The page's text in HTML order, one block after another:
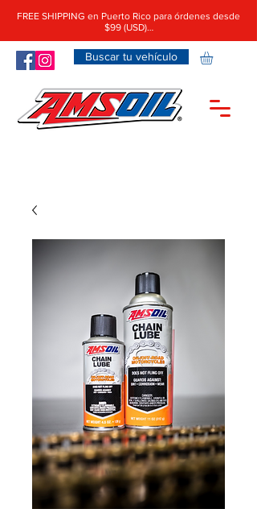
Buscar tu vehículo
FREE SHIPPING en Puerto Rico para órdenes desde
$99 (USD)…